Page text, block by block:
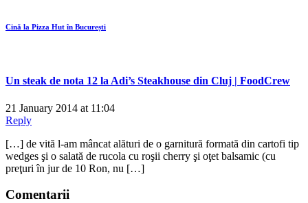
Cină la Pizza Hut în București
Un steak de nota 12 la Adi’s Steakhouse din Cluj | FoodCrew
21 January 2014 at 11:04
Reply
[…] de vită l-am mâncat alături de o garnitură formată din cartofi tip
wedges şi o salată de rucola cu roşii cherry şi oţet balsamic (cu
preţuri în jur de 10 Ron, nu […]
Comentarii